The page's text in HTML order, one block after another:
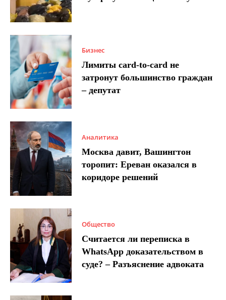
Бизнес
Лимиты card-to-card не
затронут большинство граждан
– депутат
Аналитика
Москва давит, Вашингтон
торопит: Ереван оказался в
коридоре решений
Общество
Считается ли переписка в
WhatsApp доказательством в
суде? – Разъяснение адвоката